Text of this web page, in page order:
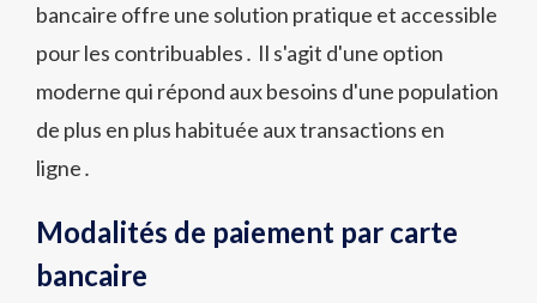
bancaire offre une solution pratique et accessible
pour les contribuables․ Il s'agit d'une option
moderne qui répond aux besoins d'une population
de plus en plus habituée aux transactions en
ligne․
Modalités de paiement par carte
bancaire